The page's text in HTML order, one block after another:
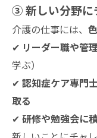
③ 新しい分野に
介護の仕事には、
✔ リーダー職や管
学ぶ）
✔ 認知症ケア専門
取る
✔ 研修や勉強会に